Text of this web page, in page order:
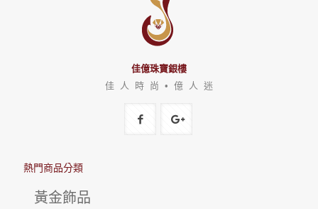
佳億珠寶銀樓
佳 人 時 尚 • 億 人 迷
熱門商品分類
黃金飾品